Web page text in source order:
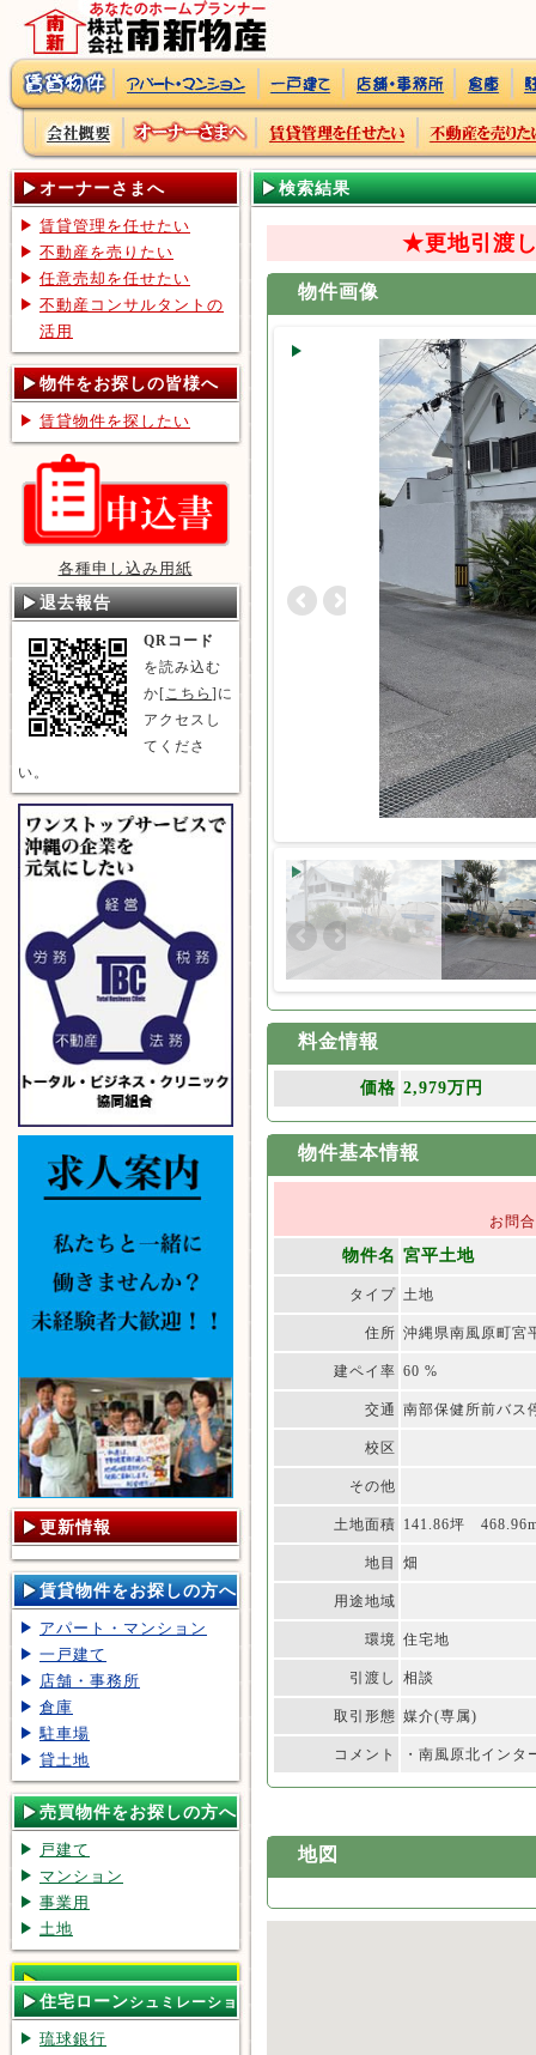
検索結果
★更地引渡
物件画像
料金情報
価格 2,979万円
物件基本情報
お問
物件名 宮平土地
タイプ 土地
住所 沖縄県南風原町
建ペイ率 60 %
交通 南部保健所前バス
校区
その他
土地面積 141.86坪
地目 畑
用途地域
環境 住宅地
引渡し 相談
取引形態 媒介(専属)
コメント ・南風原北イン
地図
オーナーさまへ
賃貸管理を任せたい
不動産を売りたい
任意売却を任せたい
不動産コンサルタントの
活用
物件をお探しの皆様へ
賃貸物件を探したい
各種申し込み用紙
退去報告
QRコード
を読み込む
か[こちら ]に
アクセスし
てくださ
い。
更新情報
賃貸物件をお探しの方へ
アパート・マンション
一戸建て
店舗・事務所
倉庫
駐車場
貸土地
売買物件をお探しの方へ
戸建て
マンション
事業用
土地
住宅ローンシュミレーショ
ン
琉球銀行